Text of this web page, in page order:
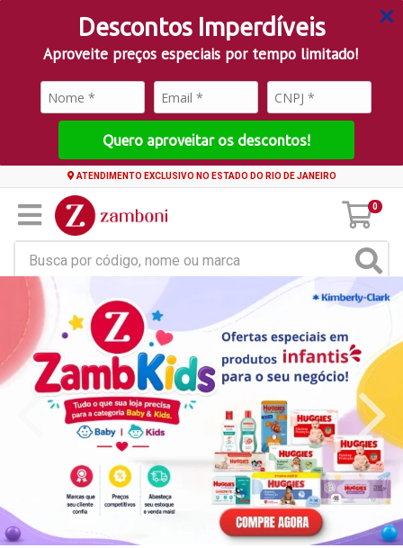
Descontos Imperdíveis
Aproveite preços especiais por tempo limitado!
Quero aproveitar os descontos!
ATENDIMENTO EXCLUSIVO NO ESTADO DO RIO DE JANEIRO
0